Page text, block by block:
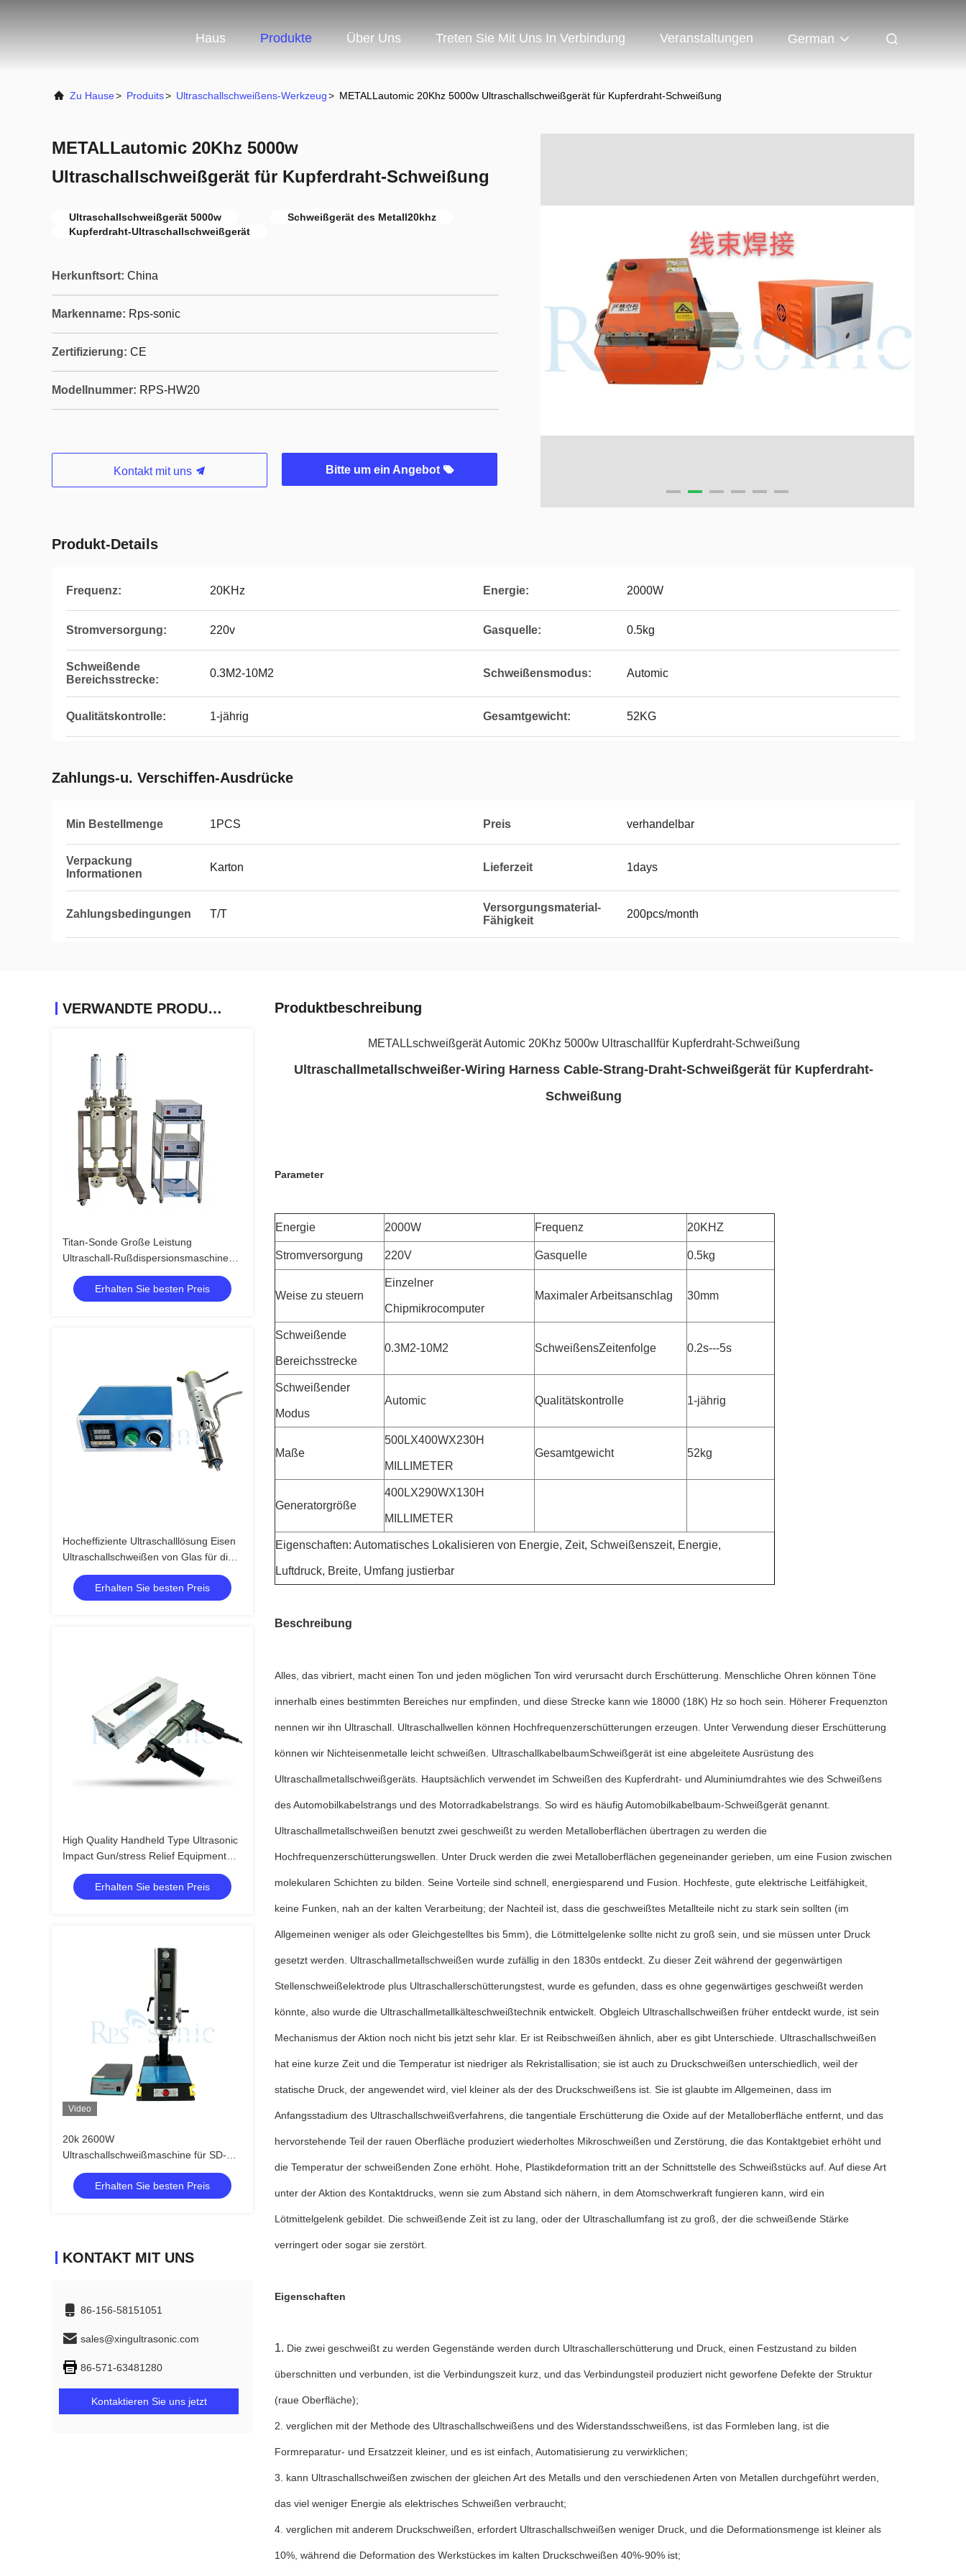
Haus Produkte Über Uns Treten Sie Mit Uns In Verbindung Veranstaltungen German
Zu Hause> Produits> Ultraschallschweißens-Werkzeug> METALLautomic 20Khz 5000w Ultraschallschweißgerät für Kupferdraht-Schweißung
METALLautomic 20Khz 5000w
Ultraschallschweißgerät für Kupferdraht-Schweißung
Ultraschallschweißgerät 5000w
Schweißgerät des Metall20khz
Kupferdraht-Ultraschallschweißgerät
Herkunftsort: China
Markenname: Rps-sonic
Zertifizierung: CE
Modellnummer: RPS-HW20
Kontakt mit uns Bitte um ein Angebot
Produkt-Details
Frequenz: 20KHz Energie: 2000W
Stromversorgung: 220v Gasquelle: 0.5kg
Schweißende
Bereichsstrecke:
0.3M2-10M2 Schweißensmodus: Automic
Qualitätskontrolle: 1-jährig Gesamtgewicht: 52KG
Zahlungs-u. Verschiffen-Ausdrücke
Min Bestellmenge 1PCS Preis verhandelbar
Verpackung
Informationen
Karton Lieferzeit 1days
Zahlungsbedingungen T/T
Versorgungsmaterial-
Fähigkeit
200pcs/month
VERWANDTE PRODUKTE
Titan-Sonde Große Leistung
Ultraschall-Rußdispersionsmaschine
Ultraschall-Homogenisatormaschine
Erhalten Sie besten Preis
Hocheffiziente Ultraschalllösung Eisen
Ultraschallschweißen von Glas für die
Bauindustrie
Erhalten Sie besten Preis
High Quality Handheld Type Ultrasonic
Impact Gun/stress Relief Equipment
Ultrasonic Impact Treatment
Erhalten Sie besten Preis
Video
20k 2600W
Ultraschallschweißmaschine für SD-
Karten
Erhalten Sie besten Preis
KONTAKT MIT UNS
86-156-58151051
sales@xingultrasonic.com
86-571-63481280
Kontaktieren Sie uns jetzt
Produktbeschreibung
METALLschweißgerät Automic 20Khz 5000w Ultraschallfür Kupferdraht-Schweißung
Ultraschallmetallschweißer-Wiring Harness Cable-Strang-Draht-Schweißgerät für Kupferdraht-
Schweißung
Parameter
Energie 2000W Frequenz 20KHZ
Stromversorgung 220V Gasquelle 0.5kg
Weise zu steuern
Einzelner
Chipmikrocomputer
Maximaler Arbeitsanschlag 30mm
Schweißende
Bereichsstrecke
0.3M2-10M2 SchweißensZeitenfolge 0.2s---5s
Schweißender
Modus
Automic Qualitätskontrolle 1-jährig
Maße
500LX400WX230H
MILLIMETER
Gesamtgewicht 52kg
Generatorgröße
400LX290WX130H
MILLIMETER
Eigenschaften: Automatisches Lokalisieren von Energie, Zeit, Schweißenszeit, Energie,
Luftdruck, Breite, Umfang justierbar
Beschreibung
Alles, das vibriert, macht einen Ton und jeden möglichen Ton wird verursacht durch Erschütterung. Menschliche Ohren können Töne
innerhalb eines bestimmten Bereiches nur empfinden, und diese Strecke kann wie 18000 (18K) Hz so hoch sein. Höherer Frequenzton
nennen wir ihn Ultraschall. Ultraschallwellen können Hochfrequenzerschütterungen erzeugen. Unter Verwendung dieser Erschütterung
können wir Nichteisenmetalle leicht schweißen. UltraschallkabelbaumSchweißgerät ist eine abgeleitete Ausrüstung des
Ultraschallmetallschweißgeräts. Hauptsächlich verwendet im Schweißen des Kupferdraht- und Aluminiumdrahtes wie des Schweißens
des Automobilkabelstrangs und des Motorradkabelstrangs. So wird es häufig Automobilkabelbaum-Schweißgerät genannt.
Ultraschallmetallschweißen benutzt zwei geschweißt zu werden Metalloberflächen übertragen zu werden die
Hochfrequenzerschütterungswellen. Unter Druck werden die zwei Metalloberflächen gegeneinander gerieben, um eine Fusion zwischen
molekularen Schichten zu bilden. Seine Vorteile sind schnell, energiesparend und Fusion. Hochfeste, gute elektrische Leitfähigkeit,
keine Funken, nah an der kalten Verarbeitung; der Nachteil ist, dass die geschweißtes Metallteile nicht zu stark sein sollten (im
Allgemeinen weniger als oder Gleichgestelltes bis 5mm), die Lötmittelgelenke sollte nicht zu groß sein, und sie müssen unter Druck
gesetzt werden. Ultraschallmetallschweißen wurde zufällig in den 1830s entdeckt. Zu dieser Zeit während der gegenwärtigen
Stellenschweißelektrode plus Ultraschallerschütterungstest, wurde es gefunden, dass es ohne gegenwärtiges geschweißt werden
könnte, also wurde die Ultraschallmetallkälteschweißtechnik entwickelt. Obgleich Ultraschallschweißen früher entdeckt wurde, ist sein
Mechanismus der Aktion noch nicht bis jetzt sehr klar. Er ist Reibschweißen ähnlich, aber es gibt Unterschiede. Ultraschallschweißen
hat eine kurze Zeit und die Temperatur ist niedriger als Rekristallisation; sie ist auch zu Druckschweißen unterschiedlich, weil der
statische Druck, der angewendet wird, viel kleiner als der des Druckschweißens ist. Sie ist glaubte im Allgemeinen, dass im
Anfangsstadium des Ultraschallschweißverfahrens, die tangentiale Erschütterung die Oxide auf der Metalloberfläche entfernt, und das
hervorstehende Teil der rauen Oberfläche produziert wiederholtes Mikroschweißen und Zerstörung, die das Kontaktgebiet erhöht und
die Temperatur der schweißenden Zone erhöht. Hohe, Plastikdeformation tritt an der Schnittstelle des Schweißstücks auf. Auf diese Art
unter der Aktion des Kontaktdrucks, wenn sie zum Abstand sich nähern, in dem Atomschwerkraft fungieren kann, wird ein
Lötmittelgelenk gebildet. Die schweißende Zeit ist zu lang, oder der Ultraschallumfang ist zu groß, der die schweißende Stärke
verringert oder sogar sie zerstört.
Eigenschaften
1. Die zwei geschweißt zu werden Gegenstände werden durch Ultraschallerschütterung und Druck, einen Festzustand zu bilden
überschnitten und verbunden, ist die Verbindungszeit kurz, und das Verbindungsteil produziert nicht geworfene Defekte der Struktur
(raue Oberfläche);
2. verglichen mit der Methode des Ultraschallschweißens und des Widerstandsschweißens, ist das Formleben lang, ist die
Formreparatur- und Ersatzzeit kleiner, und es ist einfach, Automatisierung zu verwirklichen;
3. kann Ultraschallschweißen zwischen der gleichen Art des Metalls und den verschiedenen Arten von Metallen durchgeführt werden,
das viel weniger Energie als elektrisches Schweißen verbraucht;
4. verglichen mit anderem Druckschweißen, erfordert Ultraschallschweißen weniger Druck, und die Deformationsmenge ist kleiner als
10%, während die Deformation des Werkstückes im kalten Druckschweißen 40%-90% ist;